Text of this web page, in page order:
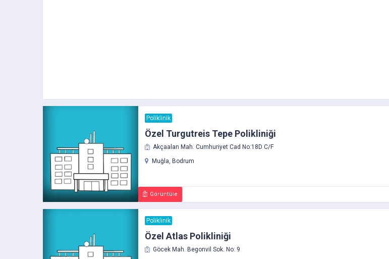
Poliklinik
Özel Turgutreis Tepe Polikliniği
Akçaalan Mah. Cumhuriyet Cad No:18D C/F
Muğla, Bodrum
Görüntüle
Poliklinik
Özel Atlas Polikliniği
Göcek Mah. Begonvil Sok. No: 9